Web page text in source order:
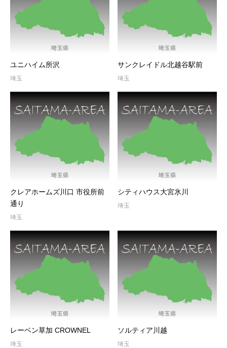
ユニハイム所沢
埼玉
サンクレイドル北越谷駅前
埼玉
クレアホームズ川口 市役所前
通り
埼玉
シティハウス大宮氷川
埼玉
レーベン草加 CROWNEL
埼玉
ソルティア川越
埼玉